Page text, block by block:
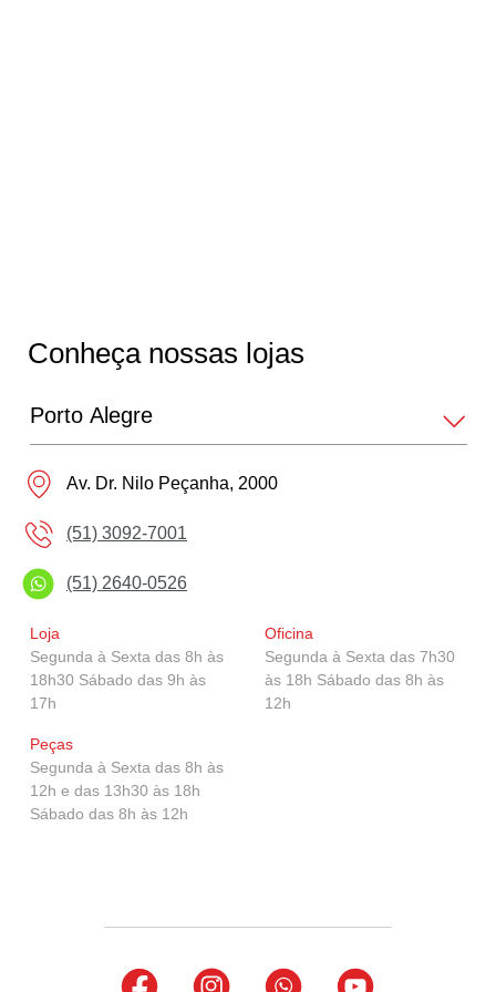
Corolla GR-Sport
Corolla Cross GR-Sport
GR Yaris
Conheça nossas lojas
Av. Dr. Nilo Peçanha, 2000
(51) 3092-7001
(51) 2640-0526
Loja
Segunda à Sexta das 8h às
18h30 Sábado das 9h às
17h
Oficina
Segunda à Sexta das 7h30
às 18h Sábado das 8h às
12h
Peças
Segunda à Sexta das 8h às
12h e das 13h30 às 18h
Sábado das 8h às 12h